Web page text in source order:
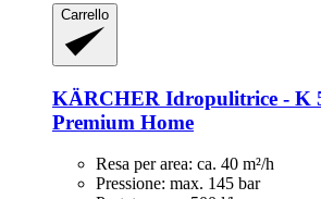
Carrello
KÄRCHER Idropulitrice -​ K
Premium Home
Resa per area: ca. 40 m²/h
Pressione: max. 145 bar